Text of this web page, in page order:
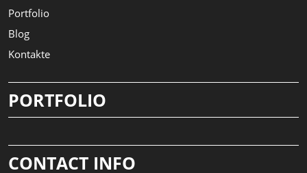
Portfolio
Blog
Kontakte
PORTFOLIO
CONTACT INFO